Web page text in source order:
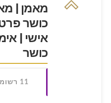
מאמן |
כושר
אישי |
כושר
11 רשומות